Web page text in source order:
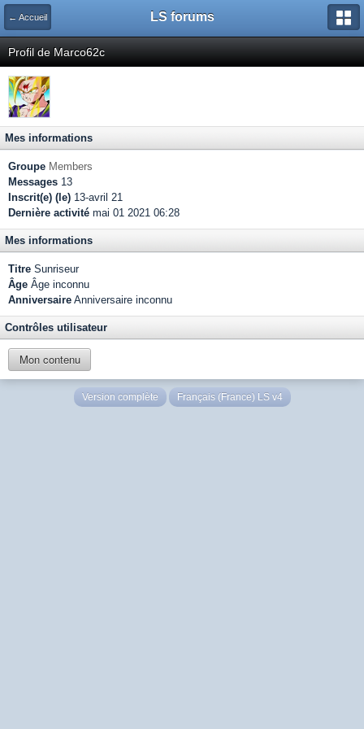
← Accueil LS forums
Profil de Marco62c
Mes informations
Groupe Members
Messages 13
Inscrit(e) (le) 13-avril 21
Dernière activité mai 01 2021 06:28
Mes informations
Titre Sunriseur
Âge Âge inconnu
Anniversaire Anniversaire inconnu
Contrôles utilisateur
Mon contenu
Version complète Français (France) LS v4